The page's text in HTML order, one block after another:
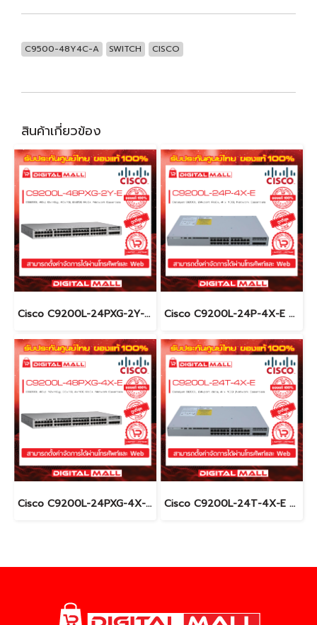
C9500-48Y4C-A SWITCH CISCO
สินค้าเกี่ยวข้อง
Cisco C9200L-24PXG-2Y-E อุปกรณ์ขยายสัญญาณ (Gigabit Switch Hub) Cisco C9200L-24P-4X-E อุปกรณ์ขยายสัญญาณ (Gigabit Switch Hub)
Cisco C9200L-24PXG-4X-E อุปกรณ์ขยายสัญญาณ (Gigabit Switch Hub) Cisco C9200L-24T-4X-E อุปกรณ์ขยายสัญญาณ (Gigabit Switch Hub)